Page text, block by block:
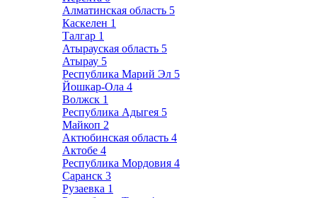
Алматинская область 5
Каскелен 1
Талгар 1
Атырауская область 5
Атырау 5
Республика Марий Эл 5
Йошкар-Ола 4
Волжск 1
Республика Адыгея 5
Майкоп 2
Актюбинская область 4
Актобе 4
Республика Мордовия 4
Саранск 3
Рузаевка 1